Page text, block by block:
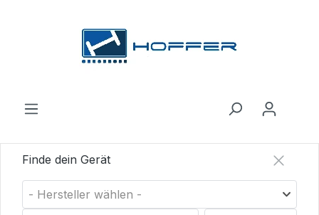
Finde dein Gerät
- Hersteller wählen -